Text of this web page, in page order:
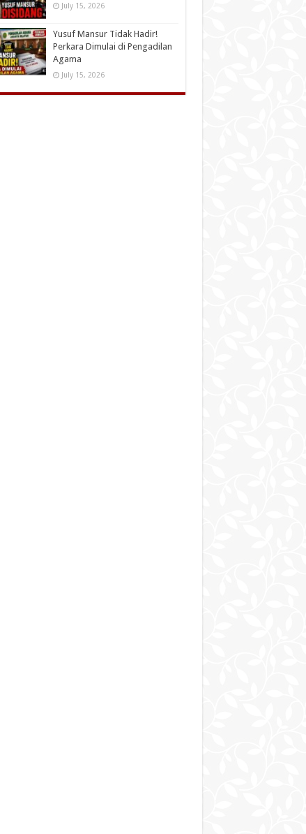
July 15, 2026
Yusuf Mansur Tidak Hadir!
Perkara Dimulai di Pengadilan
Agama
July 15, 2026